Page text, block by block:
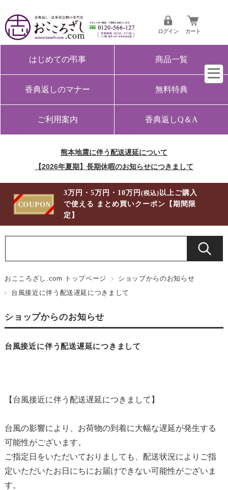
ログイン カート
はじめての弔事 商品一覧
香典返しのマナー 無料特典
ご利用案内 香典返しQ＆A
熊本地震に伴う配送遅延について
【2026年夏期】長期休暇のお知らせにつきまして
3万円・5万円・10万円(税込) 以上ご購入
で使える まとめ買いクーポン【期間限
定】
おこころざし.com トップページ
ショップからのお知らせ
台風接近に伴う配送遅延につきまして
ショップからのお知らせ
台風接近に伴う配送遅延につきまして
【台風接近に伴う配送遅延につきまして】
台風の影響により、お荷物の到着に大幅な遅延が発生する
可能性がございます。
ご指定日をいただいておりましても、配送状況によりご指
定いただいたお日にちにお届けできない可能性がございま
す。